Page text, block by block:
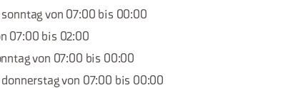
sonntag von 07:00 bis 00:00
07:00 bis 02:00
von 07:00 bis 00:00
von 07:00 bis 00:00